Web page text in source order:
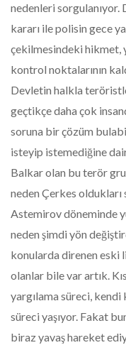
nedenleri sorgulanıyor.
kararı ile polisin gece
çekilmesindeki hikmet,
kontrol noktalarının
Devletin halkla
geçtikçe daha çok
soruna bir çözüm
isteyip istemediğine
Balkar olan bu terör
neden Çerkes
Astemirov döneminde
neden şimdi yön
konularda direnen eski
olanlar bile var artık.
yargılama süreci, kendi
süreci yaşıyor. Fakat
biraz yavaş hareket